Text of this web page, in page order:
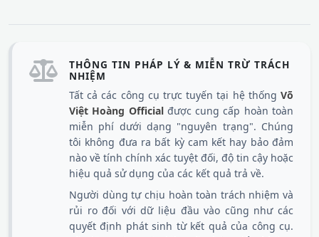
THÔNG TIN PHÁP LÝ & MIỄN TRỪ TRÁCH
NHIỆM
Tất cả các công cụ trực tuyến tại hệ thống Võ
Việt Hoàng Officialđược cung cấp hoàn toàn
miễn phí dưới dạng "nguyên trạng". Chúng
tôi không đưa ra bất kỳ cam kết hay bảo đảm
nào về tính chính xác tuyệt đối, độ tin cậy hoặc
hiệu quả sử dụng của các kết quả trả về.
Người dùng tự chịu hoàn toàn trách nhiệm và
rủi ro đối với dữ liệu đầu vào cũng như các
quyết định phát sinh từ kết quả của công cụ.